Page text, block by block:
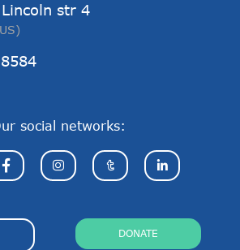
str 4
social networks:
DONATE